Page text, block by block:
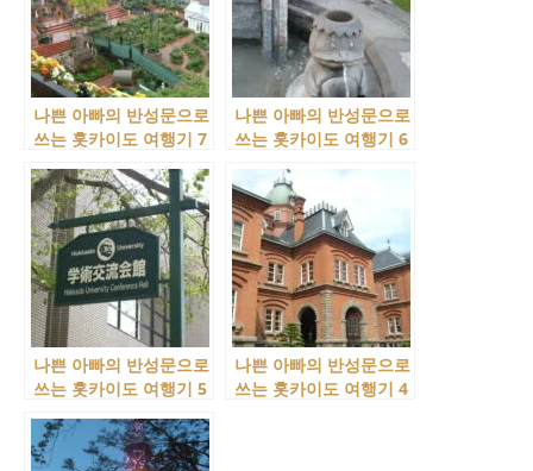
나쁜 아빠의 반성문으로
쓰는 홋카이도 여행기 7
나쁜 아빠의 반성문으로
쓰는 홋카이도 여행기 6
나쁜 아빠의 반성문으로
쓰는 홋카이도 여행기 5
나쁜 아빠의 반성문으로
쓰는 홋카이도 여행기 4